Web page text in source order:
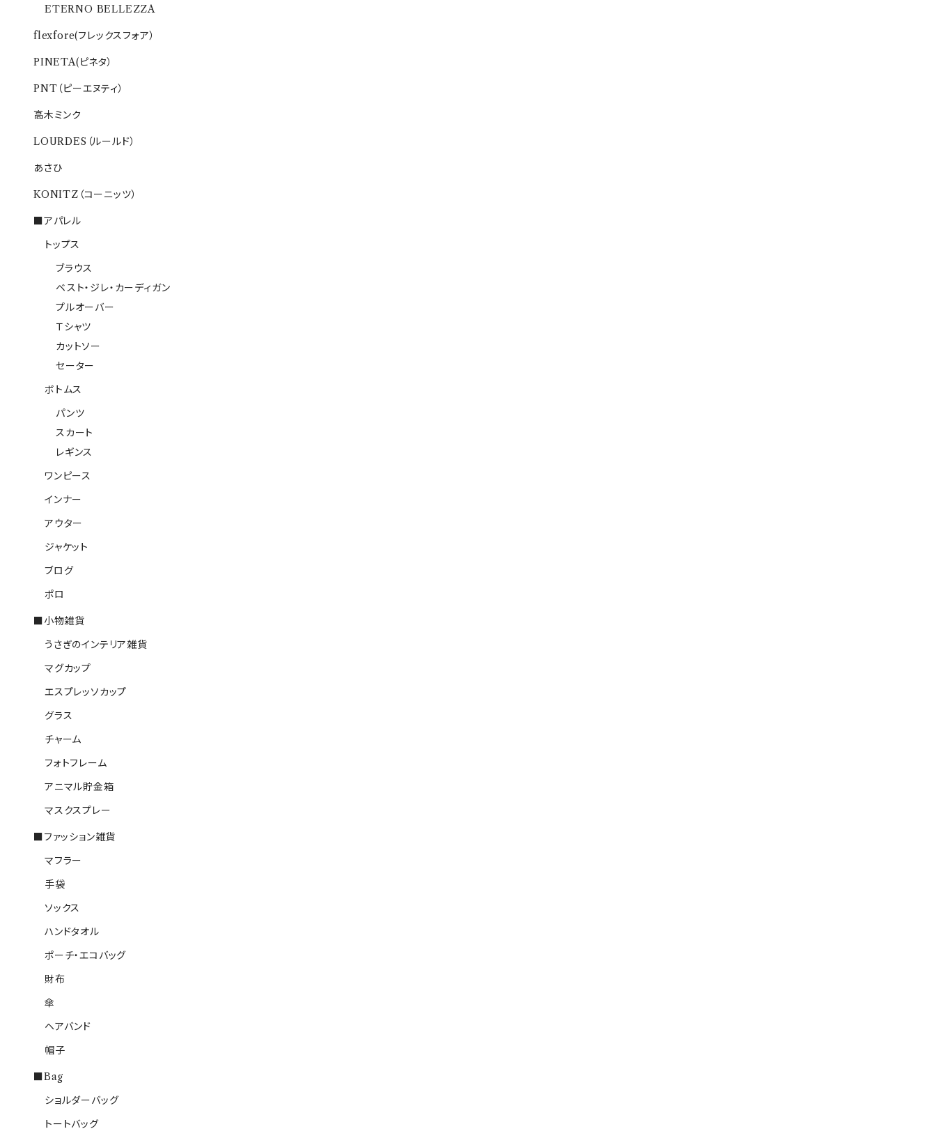
ETERNO BELLEZZA
flexfore(フレックスフォア）
PINETA(ピネタ）
PNT（ピーエヌティ）
高木ミンク
LOURDES（ルールド）
あさひ
KONITZ（コーニッツ）
■アパレル
トップス
ブラウス
ベスト・ジレ・カーディガン
プルオーバー
Ｔシャツ
カットソー
セーター
ボトムス
パンツ
スカート
レギンス
ワンピース
インナー
アウター
ジャケット
ブログ
ポロ
■小物雑貨
うさぎのインテリア雑貨
マグカップ
エスプレッソカップ
グラス
チャーム
フォトフレーム
アニマル貯金箱
マスクスプレー
■ファッション雑貨
マフラー
手袋
ソックス
ハンドタオル
ポーチ・エコバッグ
財布
傘
ヘアバンド
帽子
■Bag
ショルダーバッグ
トートバッグ